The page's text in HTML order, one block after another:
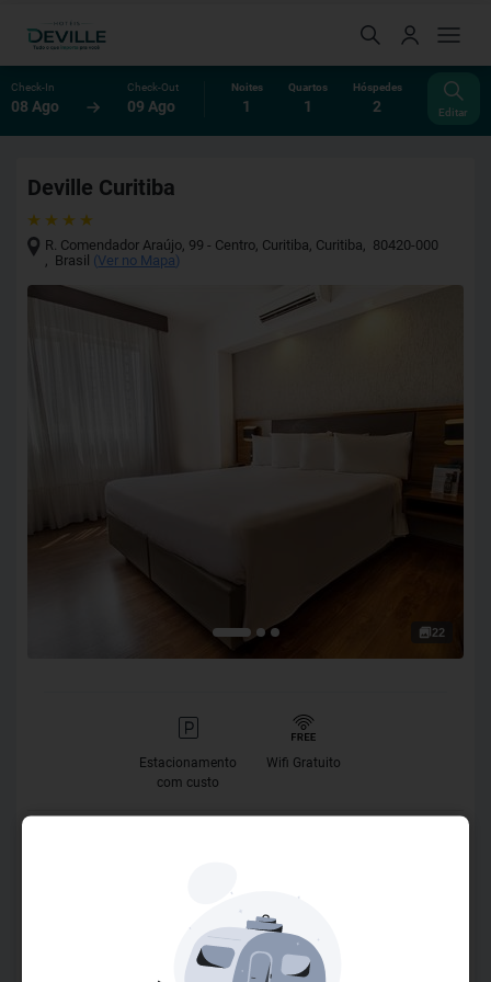
Check-In
08 Ago
Check-Out
09 Ago
Noites
1
Quartos
1
Hóspedes
2 Editar
Deville Curitiba
R. Comendador Araújo, 99 - Centro, Curitiba, Curitiba, 80420-000
, Brasil (Ver no Mapa)
22
Estacionamento
com custo
Wifi Gratuito
Localizado no coração da cidade, o Deville Curitiba está
próximo à Rua das Flores, ao centro financeiro e possui
acesso fácil aos principais pontos turísticos. Ideal para